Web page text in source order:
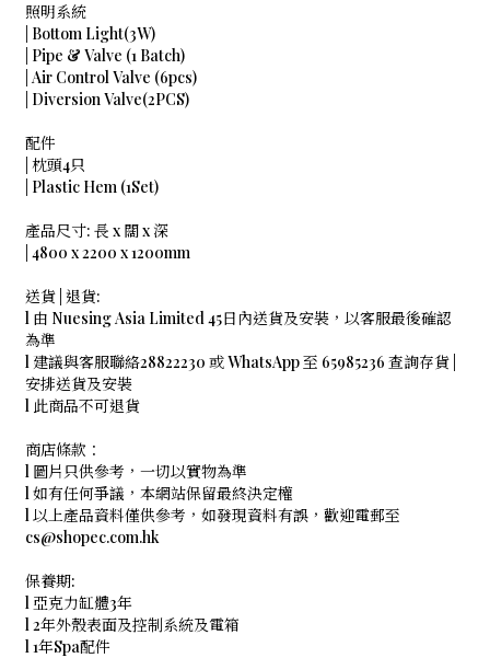
照明系統
| Bottom Light(3W)
| Pipe & Valve (1 Batch)
| Air Control Valve (6pcs)
| Diversion Valve(2PCS)
配件
| 枕頭4只
| Plastic Hem (1Set)
產品尺寸: 長 x 闊 x 深
| 4800 x 2200 x 1200mm
送貨 | 退貨:
l 由 Nuesing Asia Limited 45日內送貨及安裝，以客服最後確認
為準
l 建議與客服聯絡28822230 或 WhatsApp 至 65985236 查詢存貨 |
安排送貨及安裝
l 此商品不可退貨
商店條款：
l 圖片只供參考，一切以實物為準
l 如有任何爭議，本網站保留最終決定權
l 以上產品資料僅供參考，如發現資料有誤，歡迎電郵至
cs@shopec.com.hk
保養期:
l 亞克力缸體3年
l 2年外殼表面及控制系統及電箱
l 1年Spa配件